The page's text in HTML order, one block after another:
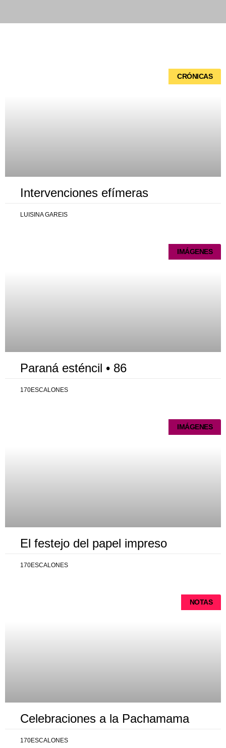
CRÓNICAS
Intervenciones efímeras
LUISINA GAREIS
IMÁGENES
Paraná esténcil • 86
170ESCALONES
IMÁGENES
El festejo del papel impreso
170ESCALONES
NOTAS
Celebraciones a la Pachamama
170ESCALONES